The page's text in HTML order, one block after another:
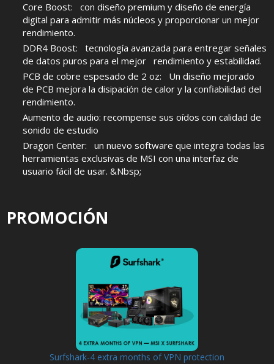
Core Boost: con diseño premium y diseño de energía
digital para admitir más núcleos y proporcionar un mejor
rendimiento.
DDR4 Boost: tecnología avanzada para entregar señales
de datos puros para el mejor rendimiento y estabilidad.
PCB de cobre espesado de 2 oz: Un diseño mejorado
de PCB mejora la disipación de calor y la confiabilidad del
rendimiento.
Aumento de audio: recompense sus oídos con calidad de
sonido de estudio
Dragon Center: un nuevo software que integra todas las
herramientas exclusivas de MSI con una interfaz de
usuario fácil de usar. &Nbsp;
PROMOCIÓN
Surfshark-4 extra months of VPN protection